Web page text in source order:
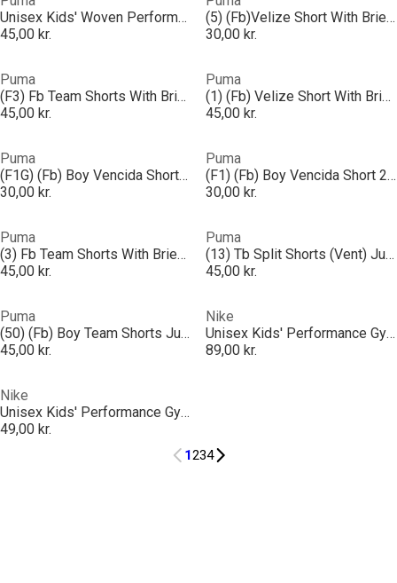
Unisex Kids' Woven Performance Gym Shorts
45,00 kr.
(5) (Fb)Velize Short With Brief Juniors
30,00 kr.
Puma
(F3) Fb Team Shorts With Brief Juniors
45,00 kr.
Puma
(1) (Fb) Velize Short With Brief Juniors
45,00 kr.
Puma
(F1G) (Fb) Boy Vencida Shorts Juniors
30,00 kr.
Puma
(F1) (Fb) Boy Vencida Short 2 Juniors
30,00 kr.
Puma
(3) Fb Team Shorts With Brief Juniors
45,00 kr.
Puma
(13) Tb Split Shorts (Vent) Juniors
45,00 kr.
Puma
(50) (Fb) Boy Team Shorts Juniors
45,00 kr.
Nike
Unisex Kids' Performance Gym Shorts
89,00 kr.
Nike
Unisex Kids' Performance Gym Shorts
49,00 kr.
1234